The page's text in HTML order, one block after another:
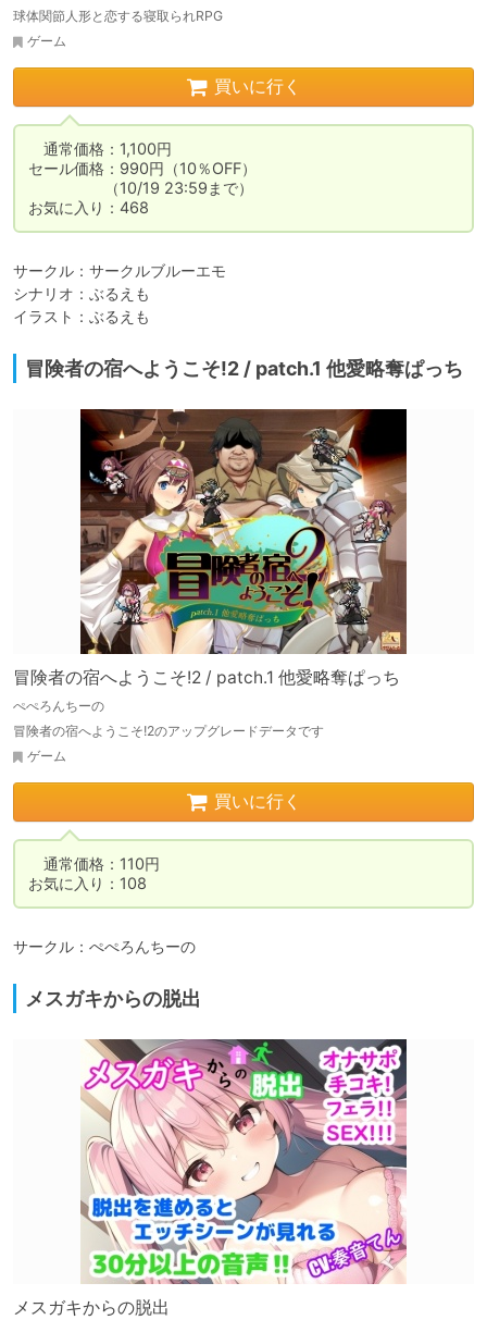
球体関節人形と恋する寝取られRPG
ゲーム
買いに行く
通常価格：1,100円
セール価格：990円（10％OFF）
（10/19 23:59まで）
お気に入り：468
サークル：サークルブルーエモ
シナリオ：ぶるえも
イラスト：ぶるえも
冒険者の宿へようこそ!2 / patch.1 他愛略奪ぱっち
冒険者の宿へようこそ!2 / patch.1 他愛略奪ぱっち
ぺぺろんちーの
冒険者の宿へようこそ!2のアップグレードデータです
ゲーム
買いに行く
通常価格：110円
お気に入り：108
サークル：ぺぺろんちーの
メスガキからの脱出
メスガキからの脱出